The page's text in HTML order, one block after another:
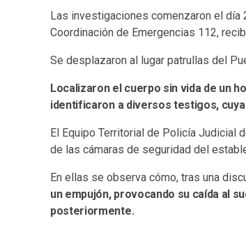
Las investigaciones comenzaron el día
Coordinación de Emergencias 112,
Se desplazaron al lugar patrullas del
Localizaron el cuerpo sin vida de un
identificaron a diversos testigos,
El Equipo Territorial de Policía Judicial
de las cámaras de seguridad del
En ellas se observa cómo, tras una
un empujón, provocando su caída al
posteriormente.